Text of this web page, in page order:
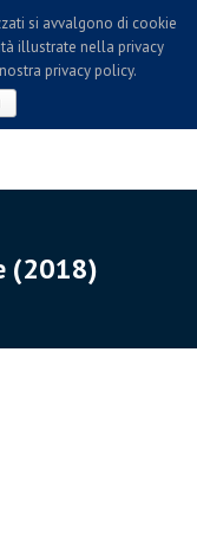
(2018)
si avvalgono di cookie
illustrate nella privacy
privacy policy.